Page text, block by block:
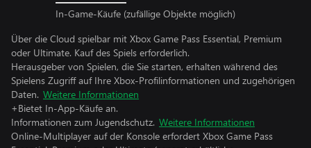
In-Game-Käufe (zufällige Objekte möglich)
Über die Cloud spielbar mit Xbox Game Pass Essential, Premium
oder Ultimate. Kauf des Spiels erforderlich.
Herausgeber von Spielen, die Sie starten, erhalten während des
Spielens Zugriff auf Ihre Xbox-Profilinformationen und zugehörigen
Daten. Weitere Informationen
+Bietet In-App-Käufe an.
Informationen zum Jugendschutz. Weitere Informationen
Online-Multiplayer auf der Konsole erfordert Xbox Game Pass